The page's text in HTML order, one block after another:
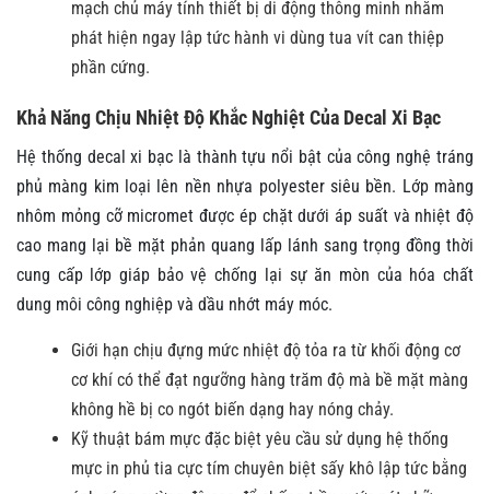
mạch chủ máy tính thiết bị di động thông minh nhằm
phát hiện ngay lập tức hành vi dùng tua vít can thiệp
phần cứng.
Khả Năng Chịu Nhiệt Độ Khắc Nghiệt Của Decal Xi Bạc
Hệ thống decal xi bạc là thành tựu nổi bật của công nghệ tráng
phủ màng kim loại lên nền nhựa polyester siêu bền. Lớp màng
nhôm mỏng cỡ micromet được ép chặt dưới áp suất và nhiệt độ
cao mang lại bề mặt phản quang lấp lánh sang trọng đồng thời
cung cấp lớp giáp bảo vệ chống lại sự ăn mòn của hóa chất
dung môi công nghiệp và dầu nhớt máy móc.
Giới hạn chịu đựng mức nhiệt độ tỏa ra từ khối động cơ
cơ khí có thể đạt ngưỡng hàng trăm độ mà bề mặt màng
không hề bị co ngót biến dạng hay nóng chảy.
Kỹ thuật bám mực đặc biệt yêu cầu sử dụng hệ thống
mực in phủ tia cực tím chuyên biệt sấy khô lập tức bằng